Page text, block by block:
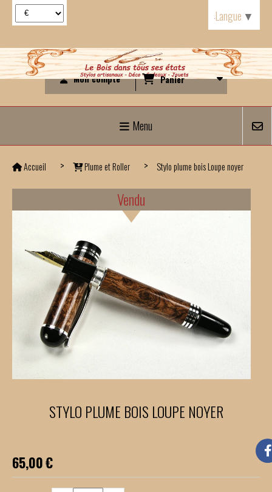
Mon compte Panier
Menu
Accueil Plume et Roller Stylo plume bois Loupe noyer
Vendu
STYLO PLUME BOIS LOUPE NOYER
65,00€
Langue ▼
Panneau de gestion des cookies